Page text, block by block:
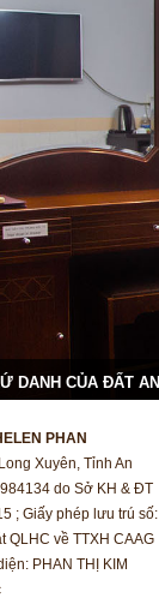
DANH CỦA ĐẤT
PHAN
Xuyên, Tỉnh An
do Sở KH & ĐT
; Giấy phép lưu trú số:
QLHC về TTXH CAAG
PHAN THỊ KIM